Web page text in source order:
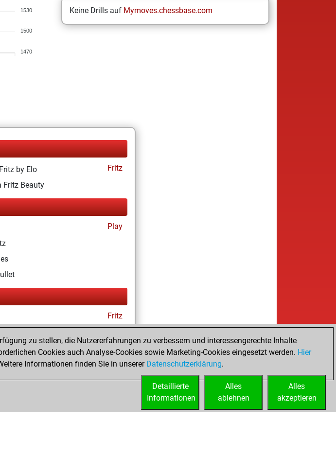
1530
1500
1470
Keine Drills auf Mymoves.chessbase.com
by Elo
Fritz
Fritz Beauty
Play
Fritz
1618
zu stellen, die Nutzererfahrungen zu verbessern und interessengerechte Inhalte
Cookies auch Analyse-Cookies sowie Marketing-Cookies eingesetzt werden. Hier
Informationen finden Sie in unserer Datenschutzerklärung.
Alles
akzeptieren
Alles
ablehnen
Detaillierte
Informationen